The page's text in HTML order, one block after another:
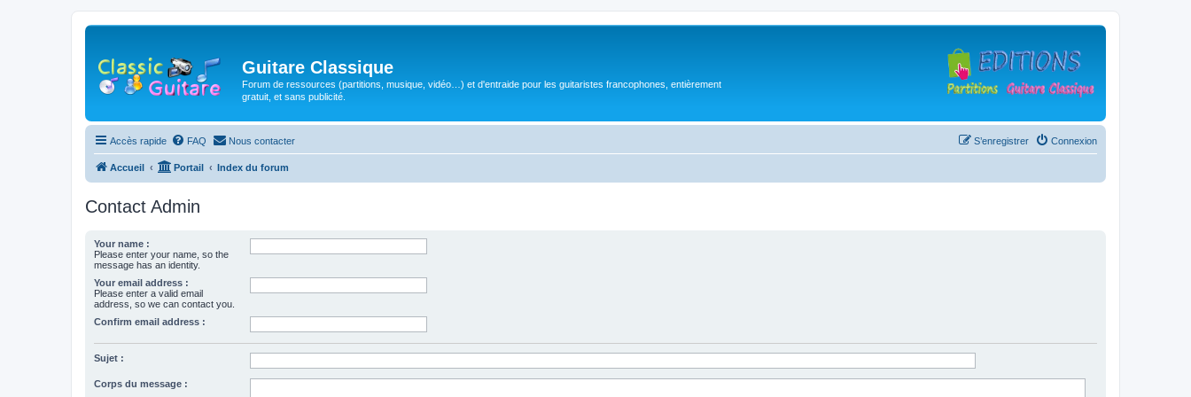
Guitare Classique
Forum de ressources (partitions, musique, vidéo…) et d'entraide pour les guitaristes francophones, entièrement
gratuit, et sans publicité.
Accès rapide FAQ Nous contacter Connexion
S’enregistrer
Accueil Portail Index du forum
Contact Admin
Your name :
Please enter your name, so the
message has an identity.
Your email address :
Please enter a valid email
address, so we can contact you.
Confirm email address :
Sujet :
Corps du message :